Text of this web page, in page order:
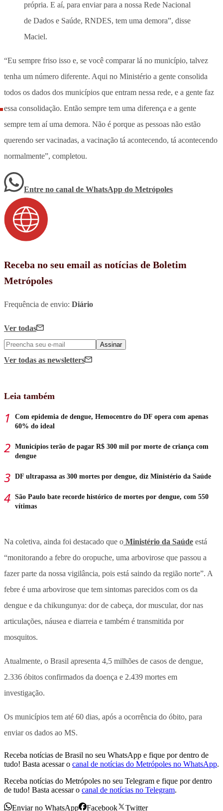
própria. E aí, para enviar para a nossa Rede Nacional
de Dados e Saúde, RNDES, tem uma demora”, disse
Maciel.
“Eu sempre friso isso e, se você comparar lá no município, talvez
tenha um número diferente. Aqui no Ministério a gente consolida
todos os dados dos municípios que entram nessa rede, e a gente faz
essa consolidação. Então sempre tem uma diferença e a gente
sempre tem aí uma demora. Não é porque as pessoas não estão
querendo ser vacinadas, a vacinação tá acontecendo, tá acontecendo
normalmente”, completou.
Entre no canal de WhatsApp do Metrópoles
Receba no seu email as notícias de Boletim
Metrópoles
Frequência de envio: Diário
Ver todas
Assinar
Ver todas as newsletters
Leia também
Com epidemia de dengue, Hemocentro do DF opera com apenas
60% do ideal
Municípios terão de pagar R$ 300 mil por morte de criança com
dengue
DF ultrapassa as 300 mortes por dengue, diz Ministério da Saúde
São Paulo bate recorde histórico de mortes por dengue, com 550
vítimas
Na coletiva, ainda foi destacado que o Ministério da Saúde está
“monitorando a febre do oropuche, uma arbovirose que passou a
fazer parte da nossa vigilância, pois está saindo da região norte”. A
febre é uma arbovirose que tem sintomas parecidos com os da
dengue e da chikungunya: dor de cabeça, dor muscular, dor nas
articulações, náusea e diarreia e também é transmitida por
mosquitos.
Atualmente, o Brasil apresenta 4,5 milhões de casos de dengue,
2.336 óbitos confirmados da doença e 2.439 mortes em
investigação.
Os municípios tem até 60 dias, após a ocorrência do óbito, para
enviar os dados ao MS.
Receba notícias de Brasil no seu WhatsApp e fique por dentro de
tudo! Basta acessar o canal de notícias do Metrópoles no WhatsApp.
Receba notícias do Metrópoles no seu Telegram e fique por dentro
de tudo! Basta acessar o canal de notícias no Telegram.
Enviar no WhatsApp Facebook
Twitter